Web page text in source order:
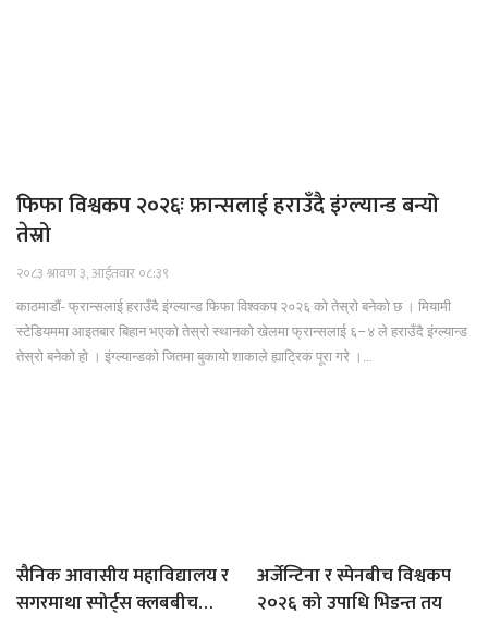
फिफा विश्वकप २०२६ः फ्रान्सलाई हराउँदै इंग्ल्यान्ड बन्यो
तेस्रो
२०८३ श्रावण ३, आईतवार ०८:३९
काठमाडौं- फ्रान्सलाई हराउँदै इंग्ल्यान्ड फिफा विश्वकप २०२६ को तेस्रो बनेको छ । मियामी
स्टेडियममा आइतबार बिहान भएको तेस्रो स्थानको खेलमा फ्रान्सलाई ६–४ ले हराउँदै इंग्ल्यान्ड
तेस्रो बनेको हो । इंग्ल्यान्डको जितमा बुकायो शाकाले ह्याट्रिक पूरा गरे ।…
सैनिक आवासीय महाविद्यालय र
सगरमाथा स्पोर्ट्स क्लबबीच…
अर्जेन्टिना र स्पेनबीच विश्वकप
२०२६ को उपाधि भिडन्त तय